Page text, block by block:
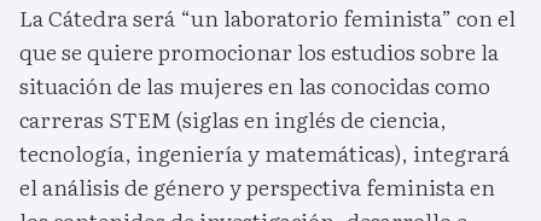
La Cátedra será “un laboratorio feminista” con el
que se quiere promocionar los estudios sobre la
situación de las mujeres en las conocidas como
carreras STEM (siglas en inglés de ciencia,
tecnología, ingeniería y matemáticas), integrará
el análisis de género y perspectiva feminista en